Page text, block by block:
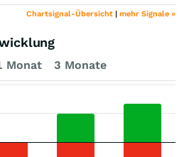
Chartsignal-Übersicht | mehr Signale »
Monat 3 Monate